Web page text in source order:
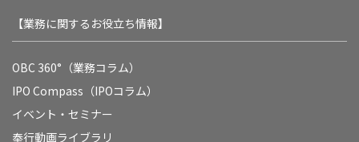
【業務に関するお役立ち情報】
OBC 360°（業務コラム）
IPO Compass（IPOコラム）
イベント・セミナー
奉行動画ライブラリ